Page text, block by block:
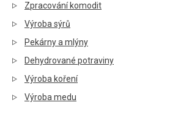
Zpracování komodit
Výroba sýrů
Pekárny a mlýny
Dehydrované potraviny
Výroba koření
Výroba medu